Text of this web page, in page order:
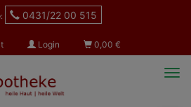
0431/22 00 515
Login 0,00 €